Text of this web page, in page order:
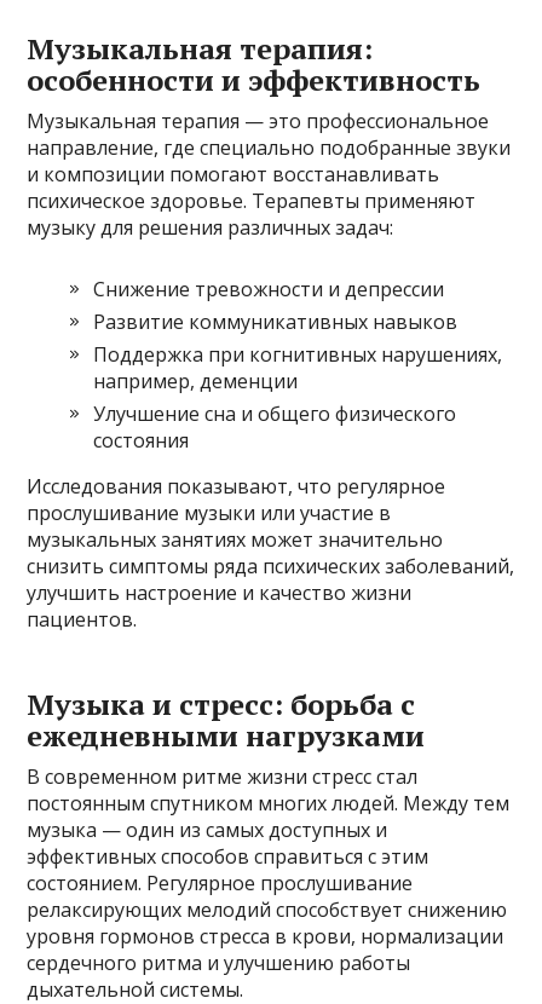
Музыкальная терапия:
особенности и эффективность
Музыкальная терапия — это профессиональное
направление, где специально подобранные звуки
и композиции помогают восстанавливать
психическое здоровье. Терапевты применяют
музыку для решения различных задач:
Снижение тревожности и депрессии
Развитие коммуникативных навыков
Поддержка при когнитивных нарушениях,
например, деменции
Улучшение сна и общего физического
состояния
Исследования показывают, что регулярное
прослушивание музыки или участие в
музыкальных занятиях может значительно
снизить симптомы ряда психических заболеваний,
улучшить настроение и качество жизни
пациентов.
Музыка и стресс: борьба с
ежедневными нагрузками
В современном ритме жизни стресс стал
постоянным спутником многих людей. Между тем
музыка — один из самых доступных и
эффективных способов справиться с этим
состоянием. Регулярное прослушивание
релаксирующих мелодий способствует снижению
уровня гормонов стресса в крови, нормализации
сердечного ритма и улучшению работы
дыхательной системы.